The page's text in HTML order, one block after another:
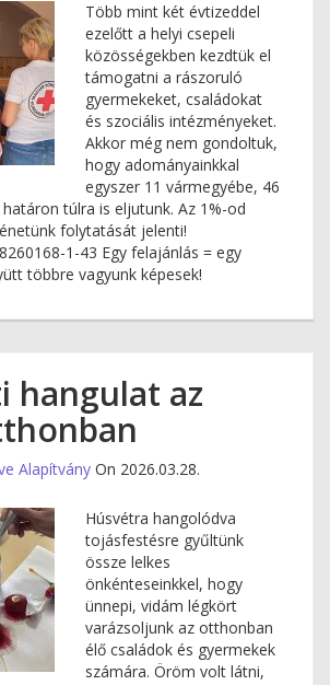
Több mint két évtizeddel
ezelőtt a helyi csepeli
közösségekben kezdtük el
támogatni a rászoruló
gyermekeket, családokat
és szociális intézményeket.
Akkor még nem gondoltuk,
hogy adományainkkal
egyszer 11 vármegyébe, 46
túlra is eljutunk. Az 1%-od
folytatását jelenti!
1-43 Egy felajánlás = egy
többre vagyunk képesek!
hangulat az
Alapítvány On 2026.03.28.
Húsvétra hangolódva
tojásfestésre gyűltünk
össze lelkes
önkénteseinkkel, hogy
ünnepi, vidám légkört
varázsoljunk az otthonban
élő családok és gyermekek
számára. Öröm volt látni,